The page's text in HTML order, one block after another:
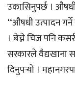
उकासिनुपर्छ ।
‘‘औषधी उत्पादन
। बेच्ने चिज पनि
सरकारले वैद्यखाना
दिनुपर्‍यो ।